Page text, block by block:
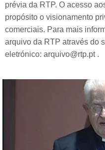
prévia da RTP. O acesso
propósito o visionamento
comerciais. Para mais
arquivo da RTP através do
eletrónico: arquivo@rtp.pt .